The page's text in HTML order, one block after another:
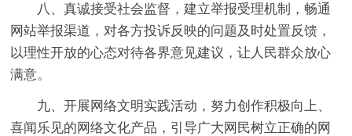
八、真诚接受社会监督，建立举报受理机制，畅通
网站举报渠道，对各方投诉反映的问题及时处置反馈，
以理性开放的心态对待各界意见建议，让人民群众放心
满意。
九、开展网络文明实践活动，努力创作积极向上、
喜闻乐见的网络文化产品，引导广大网民树立正确的网